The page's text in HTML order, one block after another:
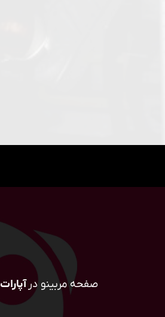
صفحه مربینو در آپارات